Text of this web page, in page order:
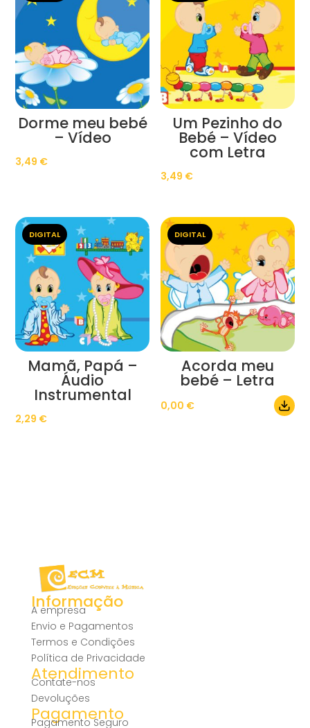
Dorme meu bebé
– Vídeo
3,49 €
Um Pezinho do
Bebé – Vídeo
com Letra
3,49 €
DIGITAL
Mamã, Papá –
Áudio
Instrumental
2,29 €
DIGITAL
Acorda meu
bebé – Letra
0,00 €
Informação
A empresa
Envio e Pagamentos
Termos e Condições
Política de Privacidade
Atendimento
Contate-nos
Devoluções
Pagamento
Pagamento Seguro